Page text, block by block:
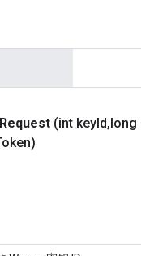
Request (int keyId,long